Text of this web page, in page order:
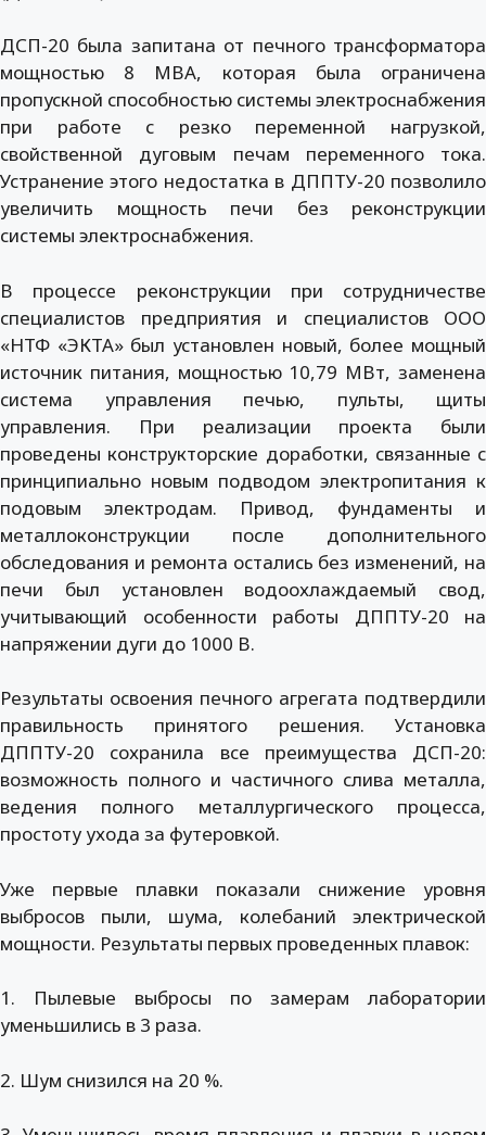
ДСП-20 была запитана от печного трансформатора
мощностью 8 МВА, которая была ограничена
пропускной способностью системы электроснабжения
при работе с резко переменной нагрузкой,
свойственной дуговым печам переменного тока.
Устранение этого недостатка в ДППТУ-20 позволило
увеличить мощность печи без реконструкции
системы электроснабжения.
В процессе реконструкции при сотрудничестве
специалистов предприятия и специалистов ООО
«НТФ «ЭКТА» был установлен новый, более мощный
источник питания, мощностью 10,79 МВт, заменена
система управления печью, пульты, щиты
управления. При реализации проекта были
проведены конструкторские доработки, связанные с
принципиально новым подводом электропитания к
подовым электродам. Привод, фундаменты и
металлоконструкции после дополнительного
обследования и ремонта остались без изменений, на
печи был установлен водоохлаждаемый свод,
учитывающий особенности работы ДППТУ-20 на
напряжении дуги до 1000 В.
Результаты освоения печного агрегата подтвердили
правильность принятого решения. Установка
ДППТУ-20 сохранила все преимущества ДСП-20:
возможность полного и частичного слива металла,
ведения полного металлургического процесса,
простоту ухода за футеровкой.
Уже первые плавки показали снижение уровня
выбросов пыли, шума, колебаний электрической
мощности. Результаты первых проведенных плавок:
1. Пылевые выбросы по замерам лаборатории
уменьшились в 3 раза.
2. Шум снизился на 20 %.